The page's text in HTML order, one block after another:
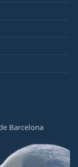
Barcelona